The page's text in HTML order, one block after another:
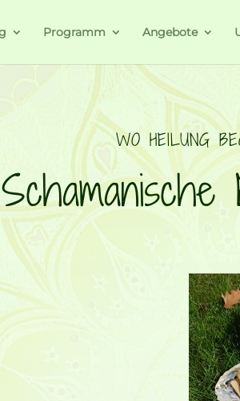
Programm Angebote
WO HEILUNG